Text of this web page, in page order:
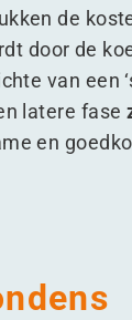
de
door de
van een‘
latere fase
en